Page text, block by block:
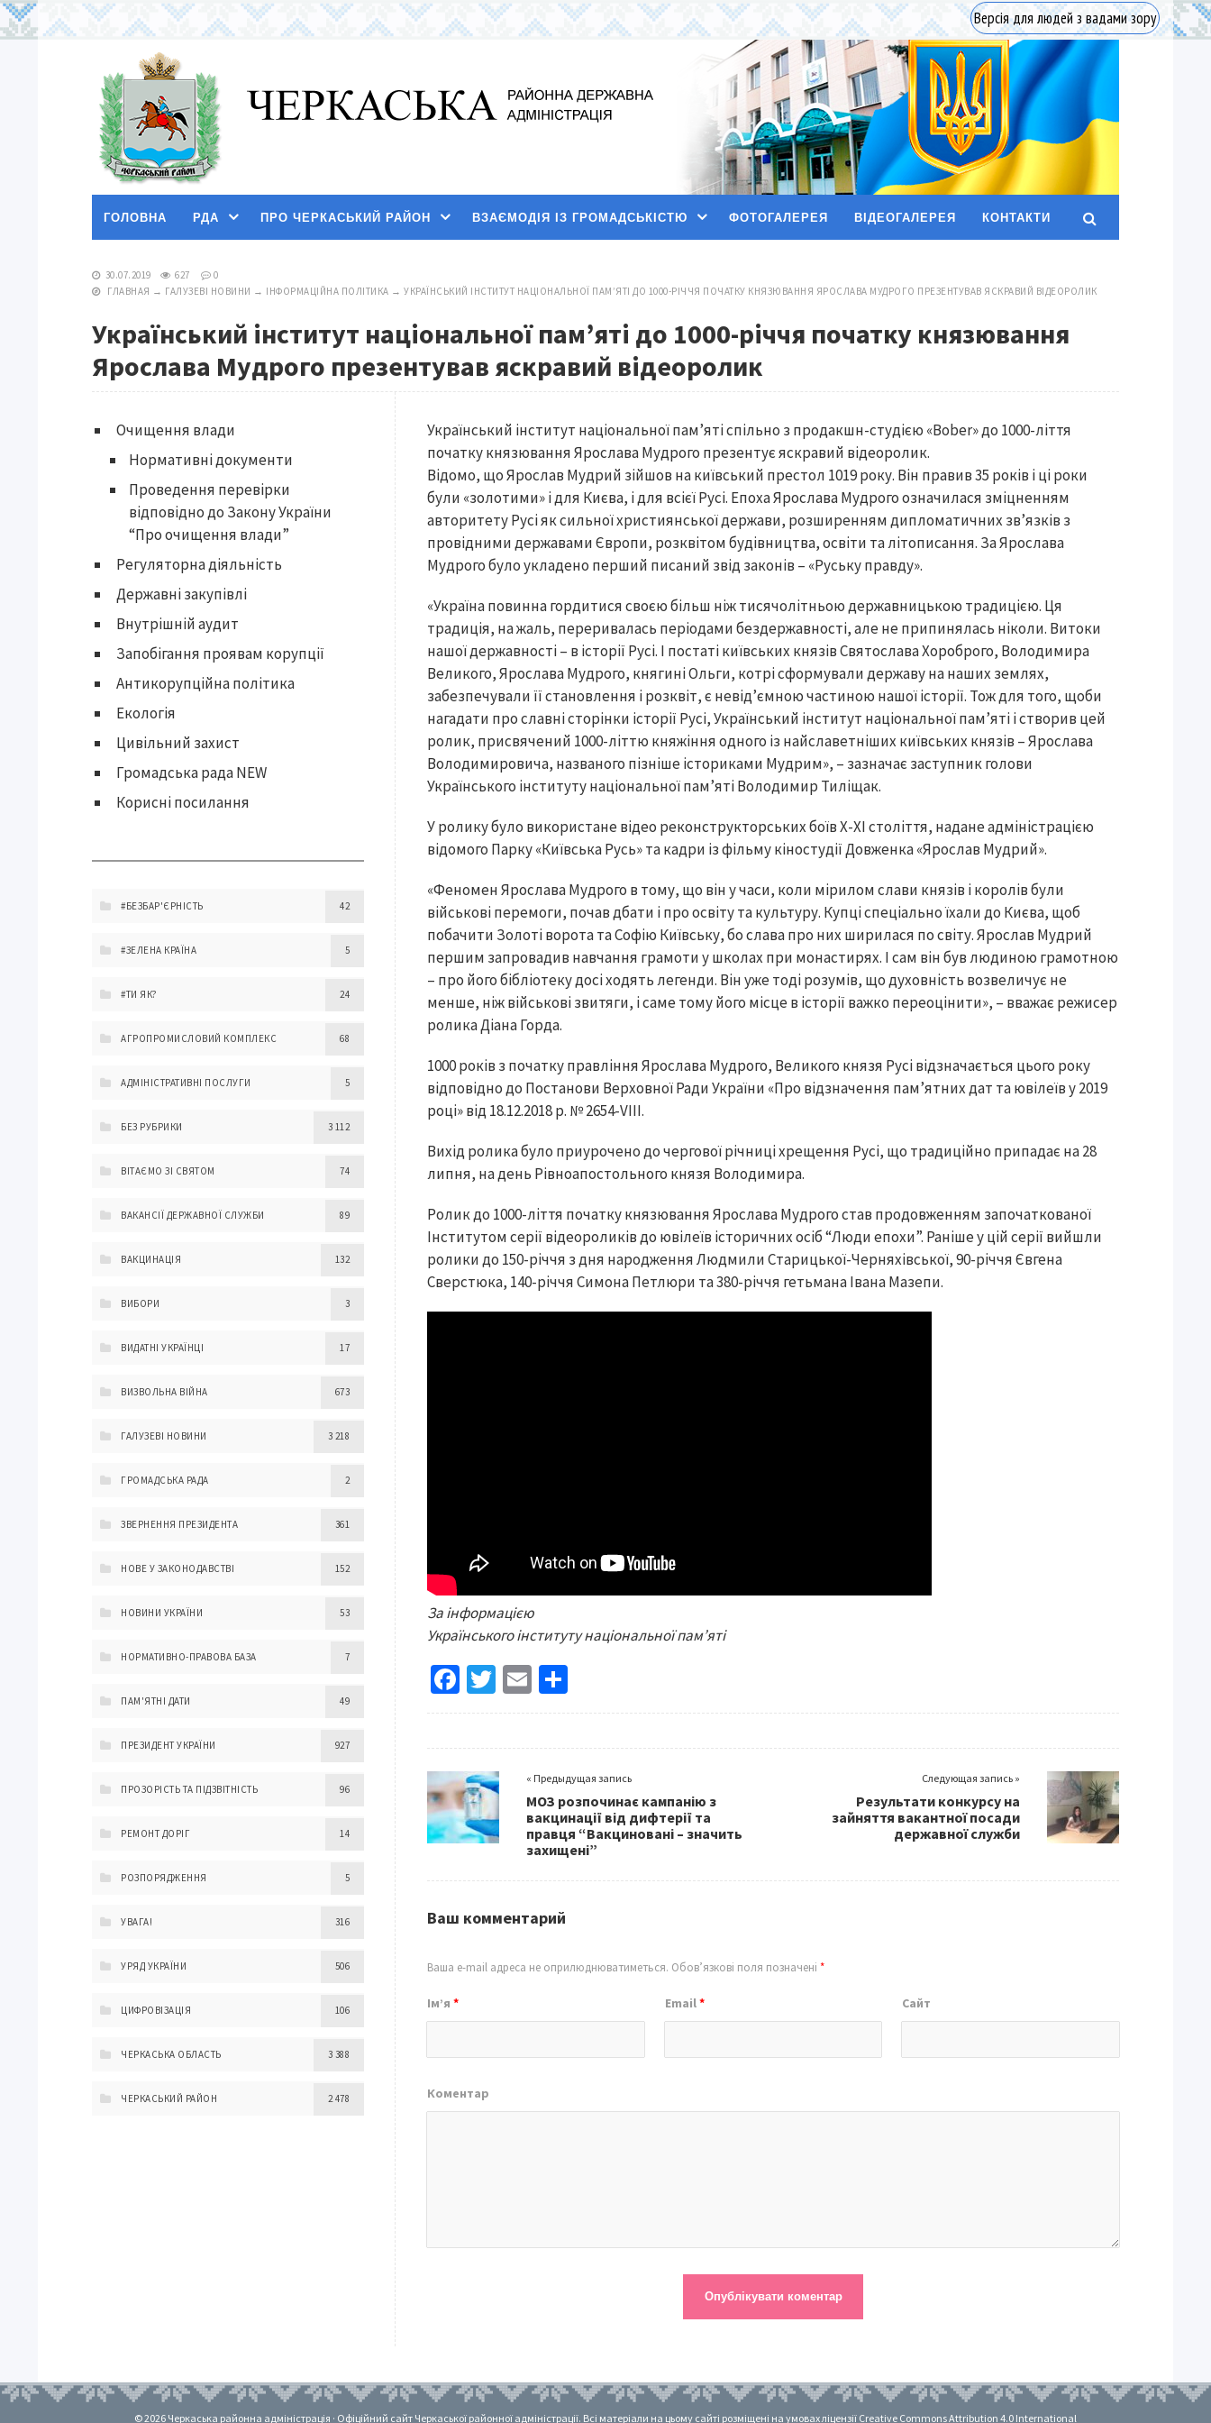
Версія для людей з вадами зору
ГОЛОВНА РДА ПРО ЧЕРКАСЬКИЙ РАЙОН ВЗАЄМОДІЯ ІЗ ГРОМАДСЬКІСТЮ ФОТОГАЛЕРЕЯ ВІДЕОГАЛЕРЕЯ КОНТАКТИ
30.07.2019 627
0
ГЛАВНАЯ → ГАЛУЗЕВІ НОВИНИ → ІНФОРМАЦІЙНА ПОЛІТИКА → УКРАЇНСЬКИЙ ІНСТИТУТ НАЦІОНАЛЬНОЇ ПАМ’ЯТІ ДО 1000-РІЧЧЯ ПОЧАТКУ КНЯЗЮВАННЯ ЯРОСЛАВА МУДРОГО ПРЕЗЕНТУВАВ ЯСКРАВИЙ ВІДЕОРОЛИК
Український інститут національної пам’яті до 1000-річчя початку князювання
Ярослава Мудрого презентував яскравий відеоролик
Український інститут національної пам’яті спільно з продакшн-студією «Bober» до 1000-ліття
початку князювання Ярослава Мудрого презентує яскравий відеоролик.
Відомо, що Ярослав Мудрий зійшов на київський престол 1019 року. Він правив 35 років і ці роки
були «золотими» і для Києва, і для всієї Русі. Епоха Ярослава Мудрого означилася зміцненням
авторитету Русі як сильної християнської держави, розширенням дипломатичних зв’язків з
провідними державами Європи, розквітом будівництва, освіти та літописання. За Ярослава
Мудрого було укладено перший писаний звід законів – «Руську правду».
«Україна повинна гордитися своєю більш ніж тисячолітньою державницькою традицією. Ця
традиція, на жаль, переривалась періодами бездержавності, але не припинялась ніколи. Витоки
нашої державності – в історії Русі. І постаті київських князів Святослава Хороброго, Володимира
Великого, Ярослава Мудрого, княгині Ольги, котрі сформували державу на наших землях,
забезпечували її становлення і розквіт, є невід’ємною частиною нашої історії. Тож для того, щоби
нагадати про славні сторінки історії Русі, Український інститут національної пам’яті і створив цей
ролик, присвячений 1000-літтю княжіння одного із найславетніших київських князів – Ярослава
Володимировича, названого пізніше істориками Мудрим», – зазначає заступник голови
Українського інституту національної пам’яті Володимир Тиліщак.
У ролику було використане відео реконструкторських боїв Х-ХІ століття, надане адміністрацією
відомого Парку «Київська Русь» та кадри із фільму кіностудії Довженка «Ярослав Мудрий».
«Феномен Ярослава Мудрого в тому, що він у часи, коли мірилом слави князів і королів були
військові перемоги, почав дбати і про освіту та культуру. Купці спеціально їхали до Києва, щоб
побачити Золоті ворота та Софію Київську, бо слава про них ширилася по світу. Ярослав Мудрий
першим запровадив навчання грамоти у школах при монастирях. І сам він був людиною грамотною
– про його бібліотеку досі ходять легенди. Він уже тоді розумів, що духовність возвеличує не
менше, ніж військові звитяги, і саме тому його місце в історії важко переоцінити», – вважає режисер
ролика Діана Горда.
1000 років з початку правління Ярослава Мудрого, Великого князя Русі відзначається цього року
відповідно до Постанови Верховної Ради України «Про відзначення пам’ятних дат та ювілеїв у 2019
році» від 18.12.2018 р. № 2654-VIII.
Вихід ролика було приурочено до чергової річниці хрещення Русі, що традиційно припадає на 28
липня, на день Рівноапостольного князя Володимира.
Ролик до 1000-ліття початку князювання Ярослава Мудрого став продовженням започаткованої
Інститутом серії відеороликів до ювілеїв історичних осіб “Люди епохи”. Раніше у цій серії вийшли
ролики до 150-річчя з дня народження Людмили Старицької-Черняхівської, 90-річчя Євгена
Сверстюка, 140-річчя Симона Петлюри та 380-річчя гетьмана Івана Мазепи.
За інформацією
Українського інституту національної пам’яті
Fa
ce
o
o
k
T
wi
er
E
m
l
h
« Предыдущая запись
МОЗ розпочинає кампанію з
вакцинації від дифтерії та
правця “Вакциновані – значить
захищені”
Следующая запись »
Результати конкурсу на
зайняття вакантної посади
державної служби
Ваш комментарий
Ваша e-mail адреса не оприлюднюватиметься. Обов’язкові поля позначені*
Ім’я* Email* Сайт
Коментар
Очищення влади
Нормативні документи
Проведення перевірки
відповідно до Закону України
“Про очищення влади”
Регуляторна діяльність
Державні закупівлі
Внутрішній аудит
Запобігання проявам корупції
Антикорупційна політика
Екологія
Цивільний захист
Громадська рада NEW
Корисні посилання
#БЕЗБАР'ЄРНІСТЬ 42
#ЗЕЛЕНА КРАЇНА 5
#ТИ ЯК? 24
АГРОПРОМИСЛОВИЙ КОМПЛЕКС 68
АДМІНІСТРАТИВНІ ПОСЛУГИ 5
БЕЗ РУБРИКИ 3 112
ВІТАЄМО ЗІ СВЯТОМ 74
ВАКАНСІЇ ДЕРЖАВНОЇ СЛУЖБИ 89
ВАКЦИНАЦІЯ 132
ВИБОРИ 3
ВИДАТНІ УКРАЇНЦІ 17
ВИЗВОЛЬНА ВІЙНА 673
ГАЛУЗЕВІ НОВИНИ 3 218
ГРОМАДСЬКА РАДА 2
ЗВЕРНЕННЯ ПРЕЗИДЕНТА 361
НОВЕ У ЗАКОНОДАВСТВІ 152
НОВИНИ УКРАЇНИ 53
НОРМАТИВНО-ПРАВОВА БАЗА 7
ПАМ'ЯТНІ ДАТИ 49
ПРЕЗИДЕНТ УКРАЇНИ 927
ПРОЗОРІСТЬ ТА ПІДЗВІТНІСТЬ 96
РЕМОНТ ДОРІГ 14
РОЗПОРЯДЖЕННЯ 5
УВАГА! 316
УРЯД УКРАЇНИ 506
ЦИФРОВІЗАЦІЯ 106
ЧЕРКАСЬКА ОБЛАСТЬ 3 388
ЧЕРКАСЬКИЙ РАЙОН 2 478
© 2026 Черкаська районна адміністрація · Офіційний сайт Черкаської районної адміністрації. Всі матеріали на цьому сайті розміщені на умовах ліцензії Creative Commons Attribution 4.0 International